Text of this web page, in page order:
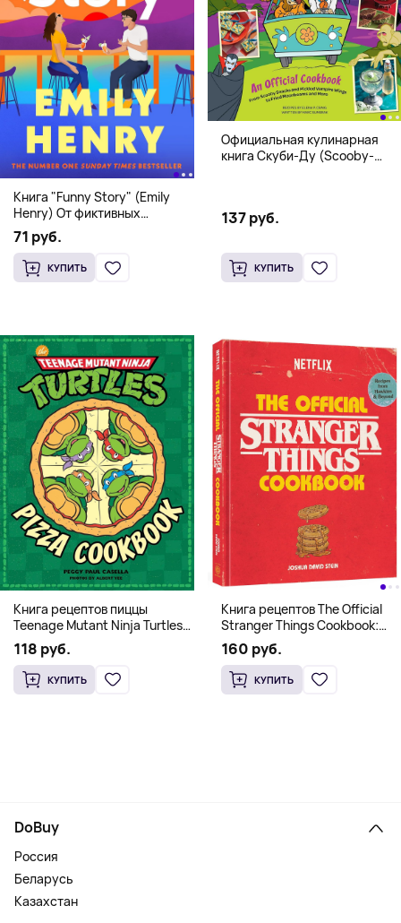
Книга "Funny Story" (Emily
Henry) От фиктивных
свиданий к реальной любви
71 руб.
КУПИТЬ
Официальная кулинарная
книга Скуби-Ду (Scooby-
137 руб.
КУПИТЬ
Книга рецептов пиццы
Teenage Mutant Ninja Turtles
Pizza Cookbook (На
английском)
118 руб.
КУПИТЬ
Книга рецептов The Official
Stranger Things Cookbook:
Recipes from Hawkins and
Beyond (На английском)
160 руб.
КУПИТЬ
DoBuy
Россия
Беларусь
Казахстан